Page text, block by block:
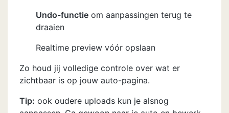
Undo-functieom aanpassingen terug te
draaien
Realtime preview vóór opslaan
Zo houd jij volledige controle over wat er
zichtbaar is op jouw auto-pagina.
Tip: ook oudere uploads kun je alsnog